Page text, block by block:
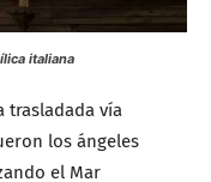
italiana
trasladada vía
los ángeles
el Mar